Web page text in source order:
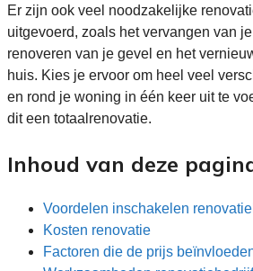
Er zijn ook veel noodzakelijke
uitgevoerd, zoals het vervangen van
renoveren van je gevel en het
huis. Kies je ervoor om heel veel
en rond je woning in één keer uit te
dit een totaalrenovatie.
Inhoud van deze
Voordelen inschakelen
Kosten renovatie
Factoren die de prijs